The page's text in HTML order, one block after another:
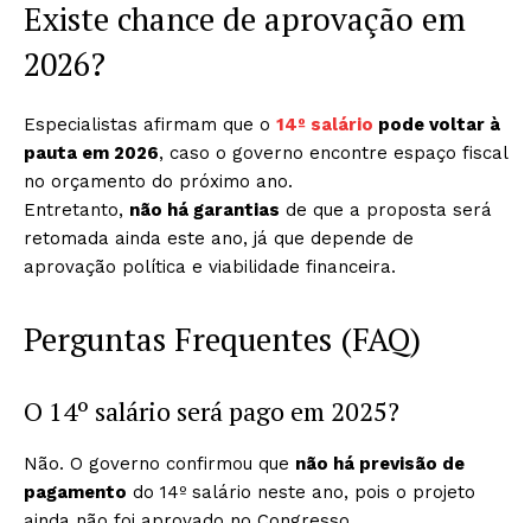
Existe chance de aprovação em
2026?
Especialistas afirmam que o 14º salário pode voltar à
pauta em 2026, caso o governo encontre espaço fiscal
no orçamento do próximo ano.
Entretanto, não há garantias de que a proposta será
retomada ainda este ano, já que depende de
aprovação política e viabilidade financeira.
Perguntas Frequentes (FAQ)
O 14º salário será pago em 2025?
Não. O governo confirmou que não há previsão de
pagamento do 14º salário neste ano, pois o projeto